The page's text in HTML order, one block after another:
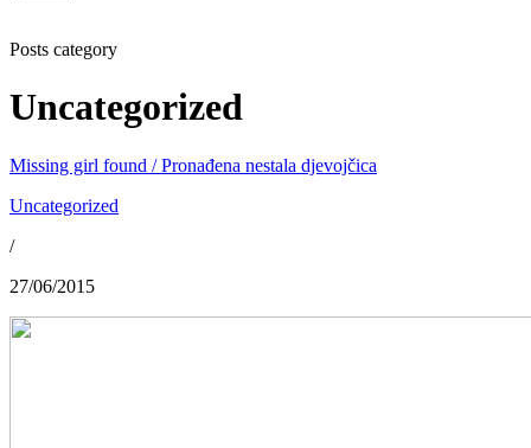
Posts category
Uncategorized
Missing girl found / Pronađena nestala djevojčica
Uncategorized
/
27/06/2015